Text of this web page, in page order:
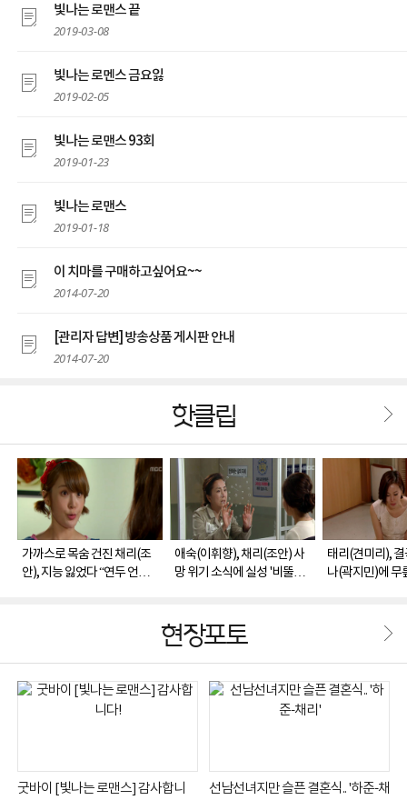
빛나는 로맨스 끝
2019-03-08
빛나는 로멘스 금요잃
2019-02-05
빛나는 로맨스 93회
2019-01-23
빛나는 로맨스
2019-01-18
이 치마를 구매하고싶어요~~
2014-07-20
[관리자 답변] 방송상품 게시판 안내
2014-07-20
핫클립
가까스로 목숨 건진 채리(조
안), 지능 잃었다 “연두 언니
애숙(이휘향), 채리(조안) 사
망 위기 소식에 실성 '비뚤어
태리(견미리),
나(곽지민)에 무
현장포토
굿바이 [빛나는 로맨스] 감사합니
선남선녀지만 슬픈 결혼식.. '하준-채